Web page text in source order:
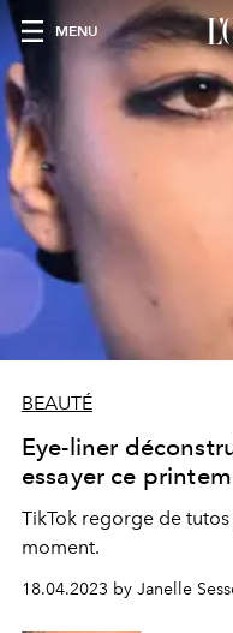
MENU
BEAUTÉ
Eye-liner
essayer ce
TikTok regorge de
moment.
18.04.2023 by Janelle